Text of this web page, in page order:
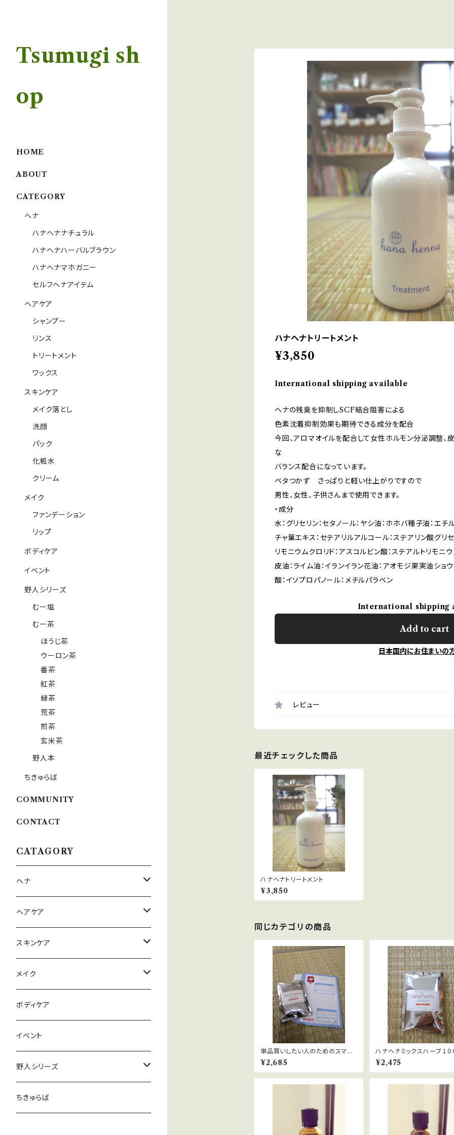
ハナヘナトリートメント
¥3,850
International shipping available
ヘナの残臭を抑制しSCF結合阻害による
色素沈着抑制効果も期待できる成分を配合
今回、アロマオイルを配合して女性ホルモン分泌調整、
な
バランス配合になっています。
ベタつかず さっぱりと軽い仕上がりですので
男性、女性、子供さんまで使用できます。
・成分
水：グリセリン：セタノール：ヤシ油：ホホバ種子油：エ
チャ葉エキス：セテアリルアルコール：ステアリン酸グリ
リモニウムクロリド：アスコルビン酸：ステアルトリモニ
皮油：ライム油：イランイラン花油：アオモジ果実油ショ
酸：イソプロパノール：メチルパラベン
International shipping
Add to cart
日本国内にお住まいの
レビュー
最近チェックした商品
ハナヘナトリートメント
¥3,850
同じカテゴリの商品
単品買いしたい人のためのスマー
トレターで送るハナヘナミックスハ
ーブ100g
¥2,685
ハナヘナミックスハーブ１０
¥2,475
Tsumugi sh
op
HOME
ABOUT
CATEGORY
ヘナ
ハナヘナナチュラル
ハナヘナハーバルブラウン
ハナヘナマホガニー
セルフヘナアイテム
ヘアケア
シャンプー
リンス
トリートメント
ワックス
スキンケア
メイク落とし
洗顔
パック
化粧水
クリーム
メイク
ファンデーション
リップ
ボディケア
イベント
野人シリーズ
むー塩
むー茶
ほうじ茶
ウーロン茶
番茶
紅茶
緑茶
荒茶
煎茶
玄米茶
野人本
ちきゅらば
COMMUNITY
CONTACT
CATAGORY
ヘナ
ハナヘナナチュラル
ハナヘナハーバルブラウン
ハナヘナマホガニー
セルフヘナアイテム
ヘアケア
シャンプー
リンス
トリートメント
ワックス
スキンケア
メイク落とし
洗顔
パック
化粧水
クリーム
メイク
ファンデーション
リップ
ボディケア
イベント
野人シリーズ
むー塩
ちきゅらば